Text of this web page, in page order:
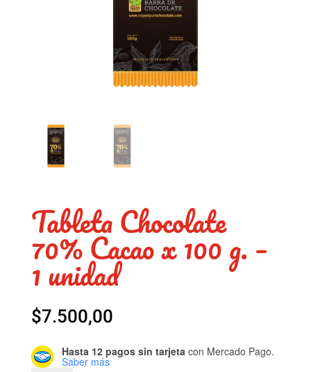
Tableta Chocolate
70% Cacao x 100 g. –
1 unidad
$7.500,00
Hasta 12 pagos sin tarjeta con Mercado Pago.
Saber más